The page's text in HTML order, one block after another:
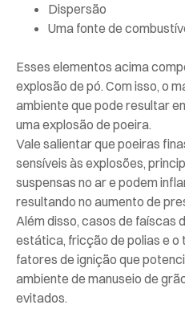
Dispersão
Uma fonte de
Esses elementos acima
explosão de pó. Com isso, o
ambiente que pode resultar
uma explosão de poeira.
Vale salientar que poeiras
sensíveis às explosões,
suspensas no ar e podem
resultando no aumento de
Além disso, casos de faíscas
estática, fricção de polias e o
fatores de ignição que
ambiente de manuseio de
evitados.